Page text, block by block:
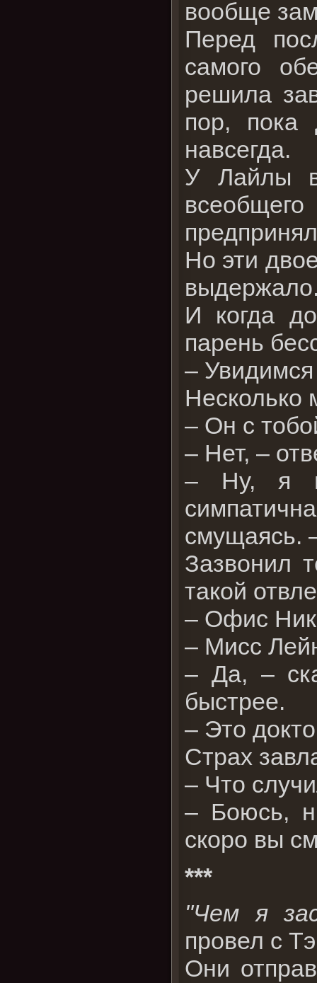
вообще
Перед
самого
решила
пор, пока
навсегда.
У Лайлы
Но эти
И когда
парень
–
Несколько
– Он с
– Нет, –
– Ну, я
смущаясь.
Зазвонил
такой
– Офис
– Мисс
– Да, –
быстрее.
– Это
Страх
– Что
– Боюсь,
скоро вы
***
"Чем я
провел с
Они